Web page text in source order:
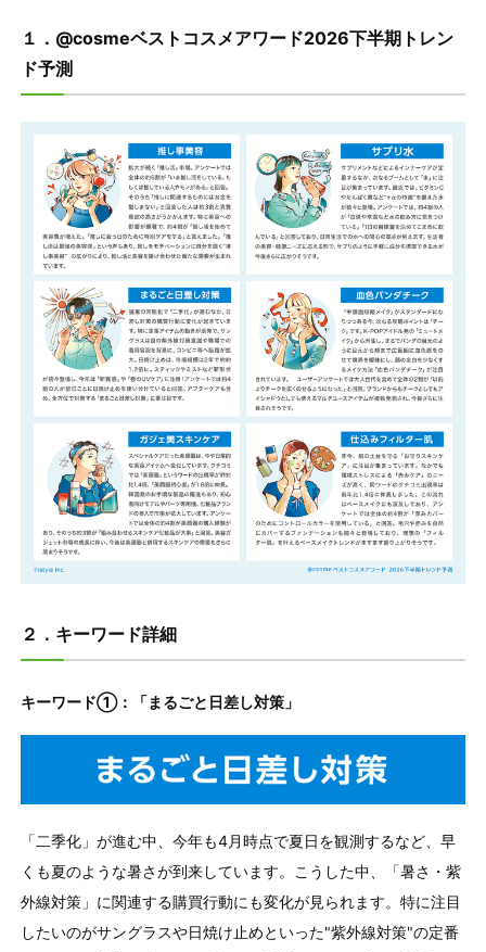
１．@cosmeベストコスメアワード2026下半期トレン
ド予測
２．キーワード詳細
キーワード①：「まるごと日差し対策」
「二季化」が進む中、今年も4月時点で夏日を観測するなど、早
くも夏のような暑さが到来しています。こうした中、「暑さ・紫
外線対策」に関連する購買行動にも変化が見られます。特に注目
したいのがサングラスや日焼け止めといった"紫外線対策"の定番